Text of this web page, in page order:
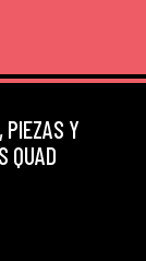
PIEZAS Y
QUAD